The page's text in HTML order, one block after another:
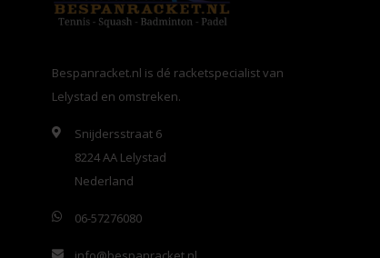
Bespanracket.nl is dé racketspecialist van
Lelystad en omstreken.
Snijdersstraat 6
8224 AA Lelystad
Nederland
06-57276080